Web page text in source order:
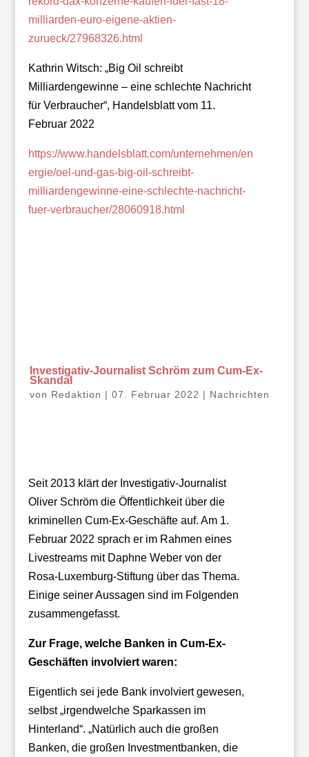
milliarden-euro-eigene-aktien-
zurueck/27968326.html
Kathrin Witsch: „Big Oil schreibt
Milliardengewinne – eine schlechte Nachricht
für Verbraucher“, Handelsblatt vom 11.
Februar 2022
https://www.handelsblatt.com/unternehmen/en
ergie/oel-und-gas-big-oil-schreibt-
milliardengewinne-eine-schlechte-nachricht-
fuer-verbraucher/28060918.html
Investigativ-Journalist Schröm zum Cum-Ex-
Skandal
von Redaktion | 07. Februar 2022 | Nachrichten
Seit 2013 klärt der Investigativ-Journalist
Oliver Schröm die Öffentlichkeit über die
kriminellen Cum-Ex-Geschäfte auf. Am 1.
Februar 2022 sprach er im Rahmen eines
Livestreams mit Daphne Weber von der
Rosa-Luxemburg-Stiftung über das Thema.
Einige seiner Aussagen sind im Folgenden
zusammengefasst.
Zur Frage, welche Banken in Cum-Ex-
Geschäften involviert waren:
Eigentlich sei jede Bank involviert gewesen,
selbst „irgendwelche Sparkassen im
Hinterland“. „Natürlich auch die großen
Banken, die großen Investmentbanken, die